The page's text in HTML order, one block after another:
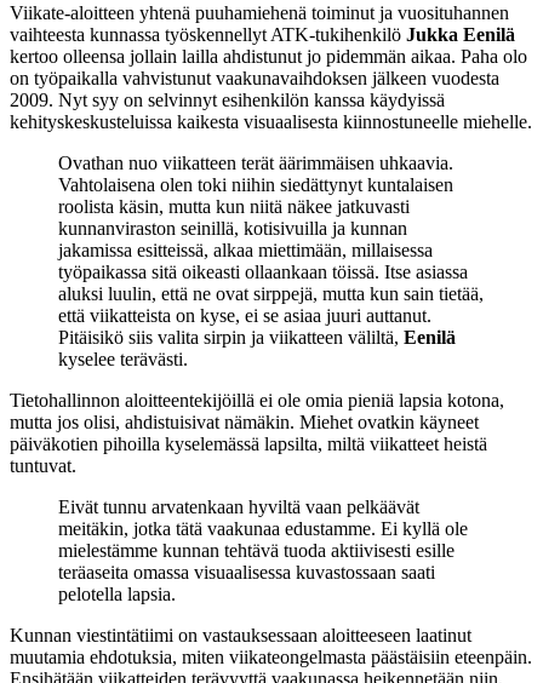
Viikate-aloitteen yhtenä puuhamiehenä toiminut ja vuosituhannen
vaihteesta kunnassa työskennellyt ATK-tukihenkilö Jukka Eenilä
kertoo olleensa jollain lailla ahdistunut jo pidemmän aikaa. Paha olo
on työpaikalla vahvistunut vaakunavaihdoksen jälkeen vuodesta
2009. Nyt syy on selvinnyt esihenkilön kanssa käydyissä
kehityskeskusteluissa kaikesta visuaalisesta kiinnostuneelle miehelle.
Ovathan nuo viikatteen terät äärimmäisen uhkaavia.
Vahtolaisena olen toki niihin siedättynyt kuntalaisen
roolista käsin, mutta kun niitä näkee jatkuvasti
kunnanviraston seinillä, kotisivuilla ja kunnan
jakamissa esitteissä, alkaa miettimään, millaisessa
työpaikassa sitä oikeasti ollaankaan töissä. Itse asiassa
aluksi luulin, että ne ovat sirppejä, mutta kun sain tietää,
että viikatteista on kyse, ei se asiaa juuri auttanut.
Pitäisikö siis valita sirpin ja viikatteen väliltä, Eenilä
kyselee terävästi.
Tietohallinnon aloitteentekijöillä ei ole omia pieniä lapsia kotona,
mutta jos olisi, ahdistuisivat nämäkin. Miehet ovatkin käyneet
päiväkotien pihoilla kyselemässä lapsilta, miltä viikatteet heistä
tuntuvat.
Eivät tunnu arvatenkaan hyviltä vaan pelkäävät
meitäkin, jotka tätä vaakunaa edustamme. Ei kyllä ole
mielestämme kunnan tehtävä tuoda aktiivisesti esille
teräaseita omassa visuaalisessa kuvastossaan saati
pelotella lapsia.
Kunnan viestintätiimi on vastauksessaan aloitteeseen laatinut
muutamia ehdotuksia, miten viikateongelmasta päästäisiin eteenpäin.
Ensihätään viikatteiden terävyyttä vaakunassa heikennetään niin,